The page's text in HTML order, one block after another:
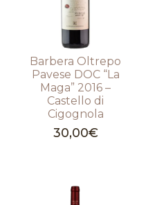
Barbera Oltrepo
Pavese DOC “La
Maga” 2016 –
Castello di
Cigognola
30,00€